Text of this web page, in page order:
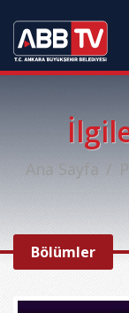
Ana Sayfa
Bölümler